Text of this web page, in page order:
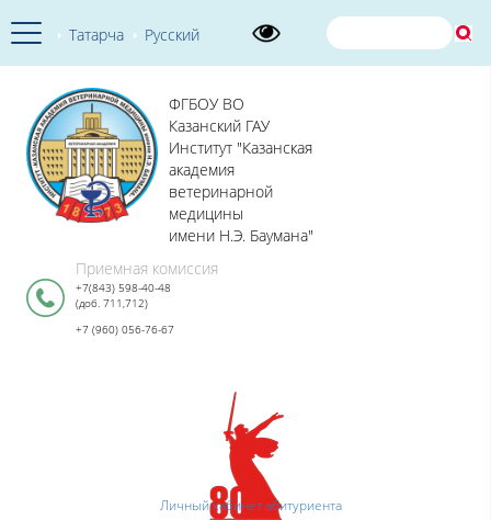
Татарча Русский
ФГБОУ ВО
Казанский ГАУ
Институт "Казанская
академия
ветеринарной
медицины
имени Н.Э. Баумана"
Приемная комиссия
+7(843) 598-40-48
(доб. 711,712)
+7 (960) 056-76-67
Личный кабинет абитуриента